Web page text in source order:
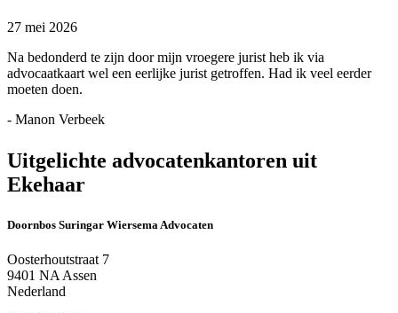
27 mei 2026
Na bedonderd te zijn door mijn vroegere jurist heb ik via
advocaatkaart wel een eerlijke jurist getroffen. Had ik veel eerder
moeten doen.
- Manon Verbeek
Uitgelichte advocatenkantoren uit
Ekehaar
Doornbos Suringar Wiersema Advocaten
Oosterhoutstraat 7
9401 NA Assen
Nederland